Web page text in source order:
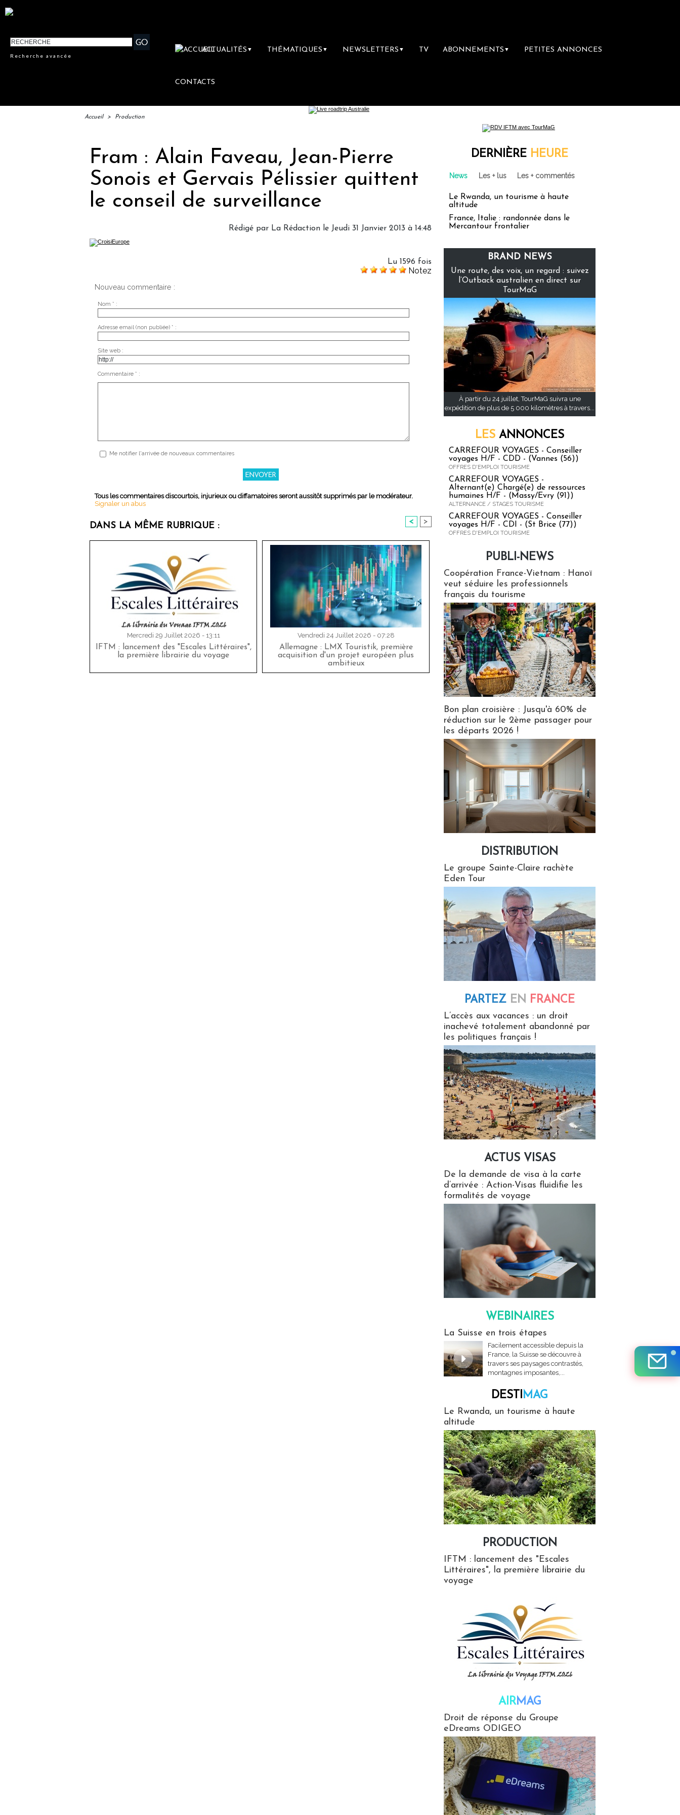
Recherche avancée
ACTUALITÉS ▼ THÉMATIQUES ▼ NEWSLETTERS ▼ TV ABONNEMENTS ▼ PETITES ANNONCES
CONTACTS
Accueil > Production
Fram : Alain Faveau, Jean-Pierre
Sonois et Gervais Pélissier quittent
le conseil de surveillance
Rédigé par La Rédaction le Jeudi 31 Janvier 2013 à 14:48
Lu 1596 fois
Notez
Nouveau commentaire :
Nom * :
Adresse email (non publiée) * :
Site web :
Commentaire * :
Me notifier l'arrivée de nouveaux commentaires
Tous les commentaires discourtois, injurieux ou diffamatoires seront aussitôt supprimés par le modérateur.
Signaler un abus
DANS LA MÊME RUBRIQUE : < >
Mercredi 29 Juillet 2026 - 13:11
IFTM : lancement des "Escales Littéraires",
la première librairie du voyage
Vendredi 24 Juillet 2026 - 07:28
Allemagne : LMX Touristik, première
acquisition d'un projet européen plus
ambitieux
DERNIÈRE HEURE
News Les + lus Les + commentés
Le Rwanda, un tourisme à haute
altitude
France, Italie : randonnée dans le
Mercantour frontalier
BRAND NEWS
Une route, des voix, un regard : suivez
l’Outback australien en direct sur
TourMaG
À partir du 24 juillet, TourMaG suivra une
expédition de plus de 5 000 kilomètres à travers...
LES ANNONCES
CARREFOUR VOYAGES - Conseiller
voyages H/F - CDD - (Vannes (56))
OFFRES D'EMPLOI TOURISME
CARREFOUR VOYAGES -
Alternant(e) Chargé(e) de ressources
humaines H/F - (Massy/Evry (91))
ALTERNANCE / STAGES TOURISME
CARREFOUR VOYAGES - Conseiller
voyages H/F - CDI - (St Brice (77))
OFFRES D'EMPLOI TOURISME
PUBLI-NEWS
Coopération France-Vietnam : Hanoï
veut séduire les professionnels
français du tourisme
Bon plan croisière : Jusqu'à 60% de
réduction sur le 2ème passager pour
les départs 2026 !
DISTRIBUTION
Le groupe Sainte-Claire rachète
Eden Tour
PARTEZ EN FRANCE
L’accès aux vacances : un droit
inachevé totalement abandonné par
les politiques français !
ACTUS VISAS
De la demande de visa à la carte
d’arrivée : Action-Visas fluidifie les
formalités de voyage
WEBINAIRES
La Suisse en trois étapes
Facilement accessible depuis la
France, la Suisse se découvre à
travers ses paysages contrastés,
montagnes imposantes,...
DESTIMAG
Le Rwanda, un tourisme à haute
altitude
PRODUCTION
IFTM : lancement des "Escales
Littéraires", la première librairie du
voyage
AIRMAG
Droit de réponse du Groupe
eDreams ODIGEO